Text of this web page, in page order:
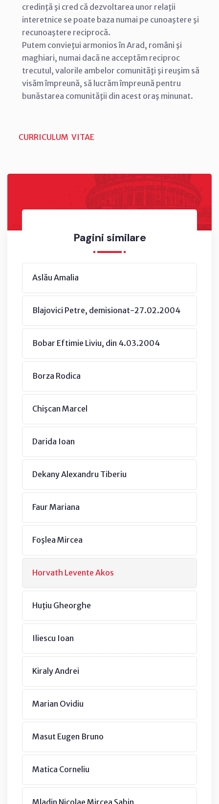
Pagini similare
Aslău Amalia
Blajovici Petre, demisionat-27.02.2004
Bobar Eftimie Liviu, din 4.03.2004
Borza Rodica
Chişcan Marcel
Darida Ioan
Dekany Alexandru Tiberiu
Faur Mariana
Foşlea Mircea
Horvath Levente Akos
Huţiu Gheorghe
Iliescu Ioan
Kiraly Andrei
Marian Ovidiu
Masut Eugen Bruno
Matica Corneliu
Mladin Nicolae Mircea Sabin
credinţă şi cred că dezvoltarea unor relaţii
interetnice se poate baza numai pe cunoaştere şi
recunoaştere reciprocă.
Putem convieţui armonios în Arad, români şi
maghiari, numai dacă ne acceptăm reciproc
trecutul, valorile ambelor comunităţi şi reuşim să
visăm împreună, să lucrăm împreună pentru
bunăstarea comunităţii din acest oraş minunat.
CURRICULUM VITAE